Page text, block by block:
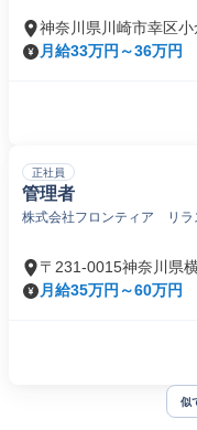
神奈川県川崎市幸区小
月給33万円～36万円
正社員
管理者
株式会社フロンティア リラ
〒231-0015神奈川県
月給35万円～60万円
似